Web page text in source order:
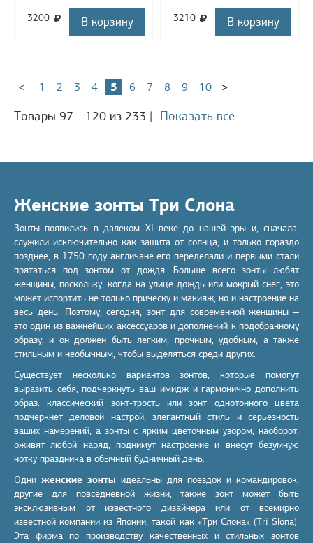
3200 В корзину 3210 В корзину
< 1 2 3 4 5 6 7 8 9 10 >
Товары 97 - 120 из 233 | Показать все
Женские зонты Три Слона
Зонты появились в далеком XI веке до нашей эры и, сначала,
служили исключительно как защита от солнца, и только гораздо
позднее, в 1750 году англичане его переделали и первыми стали
прятаться под зонтом от дождя. Больше всего зонты любят
женщины, поскольку, когда на улице дождь или мокрый снег, это
может испортить не только прическу и макияж, но и настроение на
весь день. Поэтому, сегодня, зонт для современной женщины –
это один из важнейших аксессуаров и дополнений к подобранному
образу, и он должен быть легким, прочным, удобным, а также
стильным и необычным, чтобы выделяться среди других.
Существует несколько вариантов зонтов, которые помогут
выразить себя, подчеркнуть ваш имидж и гармонично дополнить
образ: классический зонт-трость или зонт однотонного цвета
подчеркнет деловой настрой, элегантный стиль и серьезность
ваших намерений, а зонты с ярким цветочным узором, наоборот,
оживят любой наряд, поднимут настроение и внесут безумную
нотку праздника в обычный будничный день.
Одни женские зонты идеальны для поездок и командировок,
другие для повседневной жизни, также зонт может быть
эксклюзивным от известного дизайнера или от всемирно
известной компании из Японии, такой как «Три Слона» (Tri Slona).
Эта фирма по производству качественных и стильных зонтов